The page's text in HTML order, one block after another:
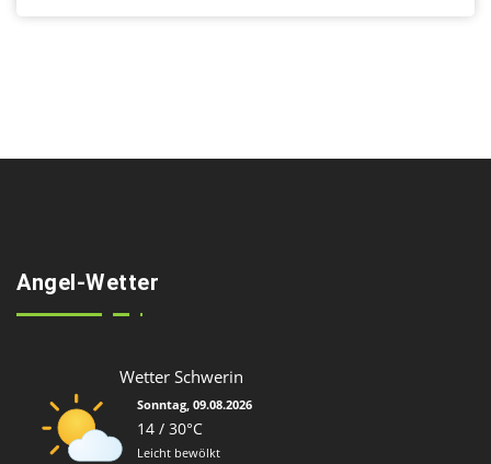
Angel-Wetter
Wetter Schwerin
Sonntag, 09.08.2026
14 / 30°C
Leicht bewölkt